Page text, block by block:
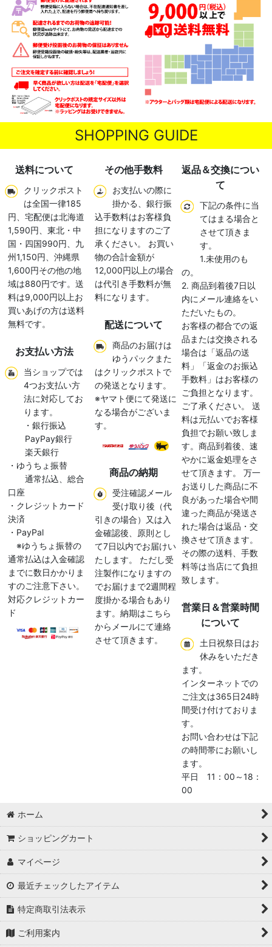
SHOPPING GUIDE
送料について
クリックポスト
は全国一律185
円、宅配便は北海道
1,590円、東北・中
国・四国990円、九
州1,150円、沖縄県
1,600円その他の地
域は880円です。送
料は9,000円以上お
買いあげの方は送料
無料です。
お支払い方法
当ショップでは
4つお支払い方
法に対応してお
ります。
・銀行振込
PayPay銀行
楽天銀行
・ゆうちょ振替
通常払込、総合
口座
・クレジットカード
決済
・PayPal
※ゆうちょ振替の
通常払込は入金確認
までに数日かかりま
すのご注意下さい。
対応クレジットカー
ド
その他手数料
お支払いの際に
掛かる、銀行振
込手数料はお客様負
担になりますのご了
承ください。 お買い
物の合計金額が
12,000円以上の場合
は代引き手数料が無
料になります。
配送について
商品のお届けは
ゆうパックまた
はクリックポストで
の発送となります。
※ヤマト便にて発送に
なる場合がございま
す。
商品の納期
受注確認メール
受け取り後（代
引きの場合）又は入
金確認後、原則とし
て7日以内でお届けい
たします。 ただし受
注製作になりますの
でお届けまで2週間程
度掛かる場合もあり
ます。納期はこちら
からメールにて連絡
させて頂きます。
返品＆交換につい
て
下記の条件に当
てはまる場合と
させて頂きま
す。
1.未使用のも
の。
2. 商品到着後7日以
内にメール連絡をい
ただいたもの。
お客様の都合での返
品または交換される
場合は「返品の送
料」「返金のお振込
手数料」はお客様の
ご負担となります。
ご了承ください。 送
料は元払いでお客様
負担でお願い致しま
す。商品到着後、速
やかに返金処理をさ
せて頂きます。 万一
お送りした商品に不
良があった場合や間
違った商品が発送さ
れた場合は返品・交
換させて頂きます。
その際の送料、手数
料等は当店にて負担
致します。
営業日＆営業時間
について
土日祝祭日はお
休みをいただき
ます。
インターネットでの
ご注文は365日24時
間受け付けておりま
す。
お問い合わせは下記
の時間帯にお願いし
ます。
平日 11：00～18：
00
ホーム
ショッピングカート
マイページ
最近チェックしたアイテム
特定商取引法表示
ご利用案内